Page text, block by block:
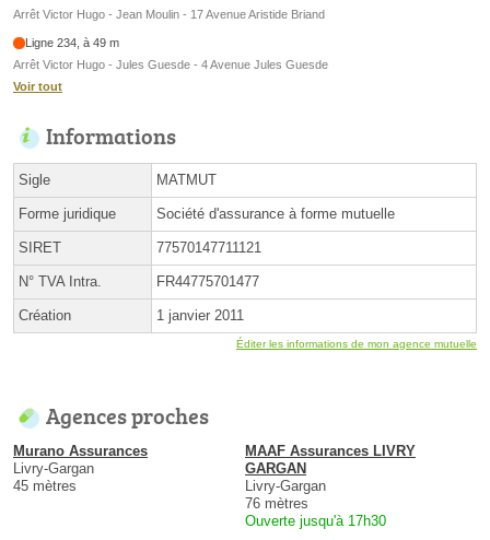
Arrêt Victor Hugo - Jean Moulin - 17 Avenue Aristide Briand
Ligne 234, à 49 m
Arrêt Victor Hugo - Jules Guesde - 4 Avenue Jules Guesde
Voir tout
Informations
Sigle MATMUT
Forme juridique Société d'assurance à forme mutuelle
SIRET 77570147711121
N° TVA Intra. FR44775701477
Création 1 janvier 2011
Éditer les informations de mon agence mutuelle
Agences proches
Murano Assurances
Livry-Gargan
45 mètres
MAAF Assurances LIVRY
GARGAN
Livry-Gargan
76 mètres
Ouverte jusqu'à 17h30